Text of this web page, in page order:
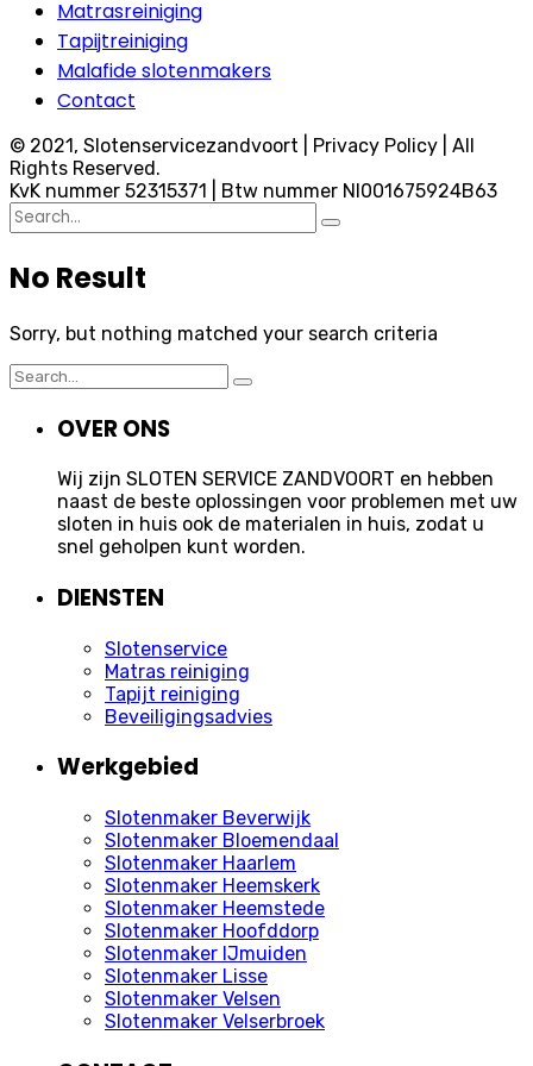
Matrasreiniging
Tapijtreiniging
Malafide slotenmakers
Contact
© 2021, Slotenservicezandvoort | Privacy Policy | All
Rights Reserved.
KvK nummer 52315371 | Btw nummer Nl001675924B63
Search
for:
No Result
Sorry, but nothing matched your search criteria
Search
for:
OVER ONS
Wij zijn SLOTEN SERVICE ZANDVOORT en hebben
naast de beste oplossingen voor problemen met uw
sloten in huis ook de materialen in huis, zodat u
snel geholpen kunt worden.
DIENSTEN
Slotenservice
Matras reiniging
Tapijt reiniging
Beveiligingsadvies
Werkgebied
Slotenmaker Beverwijk
Slotenmaker Bloemendaal
Slotenmaker Haarlem
Slotenmaker Heemskerk
Slotenmaker Heemstede
Slotenmaker Hoofddorp
Slotenmaker IJmuiden
Slotenmaker Lisse
Slotenmaker Velsen
Slotenmaker Velserbroek